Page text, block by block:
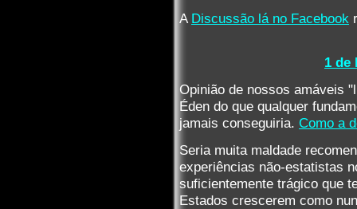
A Discussão lá no Facebook
1 de
Opinião de nossos amáveis
Éden do que qualquer
jamais conseguiria. Como a
Seria muita maldade
experiências não-estatistas
suficientemente trágico que
Estados crescerem como